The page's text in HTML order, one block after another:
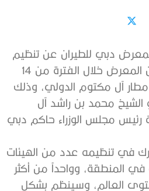
دبي للطيران عن تنظيم
الدورة السابعة عشرة من المعرض خلال الفترة من 14
في مطار آل مكتوم الدولي، وذلك
محمد بن راشد آل
رئيس مجلس الوزراء حاكم دبي
في تنظيمه عدد من الهيئات
المنطقة، وواحداً من أكثر
العالم، وسينظم بشكل